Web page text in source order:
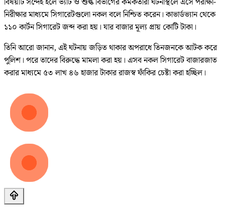
নিরীক্ষার মাধ্যমে সিগারেটগুলো নকল বলে নিশ্চিত করেন। কাভার্ডভ্যান থেকে
১১০ কার্টন সিগারেট জব্দ করা হয়। যার বাজার মূল্য প্রায় কোটি টাকা।
তিনি আরো জানান, এই ঘটনায় জড়িত থাকার অপরাধে তিনজনকে আটক করে
পুলিশ। পরে তাদের বিরুদ্ধে মামলা করা হয়। এসব নকল সিগারেট বাজারজাত
করার মাধ্যমে ৫৩ লাখ ৪৬ হাজার টাকার রাজস্ব ফাঁকির চেষ্টা করা হচ্ছিল।